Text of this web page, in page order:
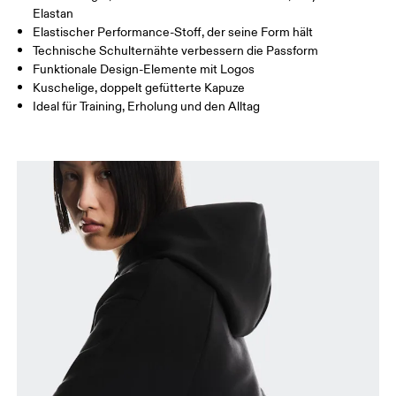
So misst du richtig
Elastan
Elastischer Performance-Stoff, der seine Form hält
Technische Schulternähte verbessern die Passform
Funktionale Design-Elemente mit Logos
Kuschelige, doppelt gefütterte Kapuze
Ideal für Training, Erholung und den Alltag